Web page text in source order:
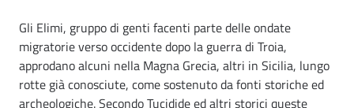
Gli Elimi, gruppo di genti facenti parte delle ondate
migratorie verso occidente dopo la guerra di Troia,
approdano alcuni nella Magna Grecia, altri in Sicilia, lungo
rotte già conosciute, come sostenuto da fonti storiche ed
archeologiche. Secondo Tucidide ed altri storici queste